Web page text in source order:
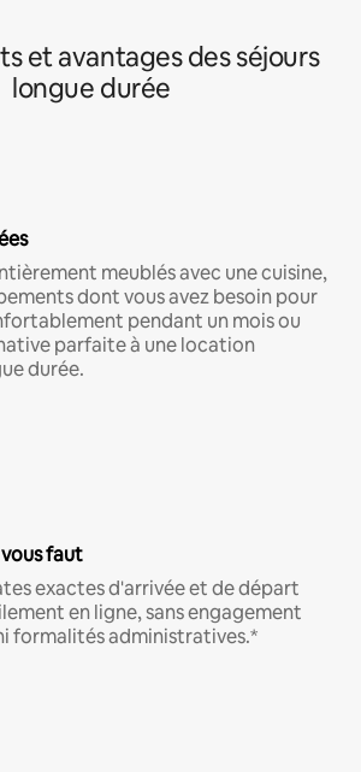
et avantages des séjours
longue durée
meublés avec une cuisine,
dont vous avez besoin pour
pendant un mois ou
parfaite à une location
durée.
faut
exactes d'arrivée et de départ
en ligne, sans engagement
formalités administratives.*